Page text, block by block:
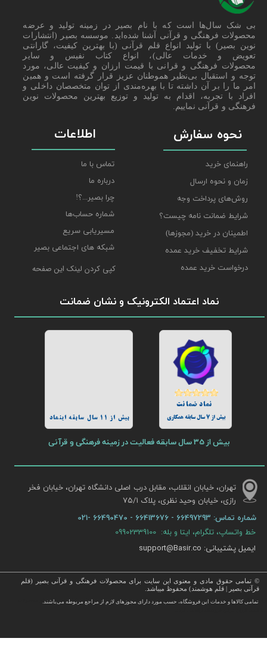
نحوه سفارش
راهنمای خرید
زمان و نحوه ارسال
روش‌های پرداخت وجه
شرایط ضمانت نامه چیست؟
اطمینان در خرید (مجوزها)
شرایط تخفیف خرید عمده
درخواست خرید عمده
© تمامی حقوق مادی و معنوی این سایت برای محصولات فرهنگی و قرآنی بصیر (قلم
قرآنی بصیر | قلم هوشمند) محفوظ میباشد.
تمامی كالاها و خدمات این فروشگاه، حسب مورد دارای مجوزهای لازم از مراجع مربوطه می‌باشند.
، انواع قلم قرآنی ، انواع کتاب نفیس و قرآن نفیس , قرآن عروس , کتب نفیس و معطر , کتاب چرمی و سایر محصولات
نماد اعتماد الکترونیک و نشان ضمانت
بیش از 11 سال سابقه اینماد
بیش از 35 سال سابقه فعالیت در زمینه فرهنگی و قرآنی
بیش از 7 سال سابقه همکاری
اطلاعات
تماس با ما
درباره ما
چرا بصیر...؟!
شماره حساب‌ها
مسیریابی سریع
شبکه های اجتماعی بصیر
تهران، خیابان انقلاب، مقابل درب اصلی دانشگاه تهران، خیابان فخر
رازی، خیابان وحید نظری، پلاک ۷۵/۱​​​​​​​
شماره تماس:
بی شک سال‌ها است که با نام بصیر در زمینه تولید و عرضه
محصولات فرهنگی و قرآنی آشنا شده‌اید. موسسه بصیر (انتشارات
نوین بصیر) با تولید انواع قلم قرآنی (با بهترین کیفیت، گارانتی
تعویض و خدمات عالی)، انواع کتاب نفیس و سایر
محصولات فرهنگی و قرانی با قیمت ارزان و کیفیت عالی، مورد
توجه و استقبال بی‌نظیر هموطنان عزیز قرار گرفته است و همین
امر ما را بر آن داشته تا با بهره‌مندی از توان متخصصان داخلی و
افراد با تجربه، اقدام به تولید و توزیع بهترین محصولات نوین
فرهنگی و قرآنی نماییم.
خط واتساپ، تلگرام، ایتا و بله: 09902339100
ایمیل پشتیبانی: support@Basir.co
کپی کردن لینک این صفحه